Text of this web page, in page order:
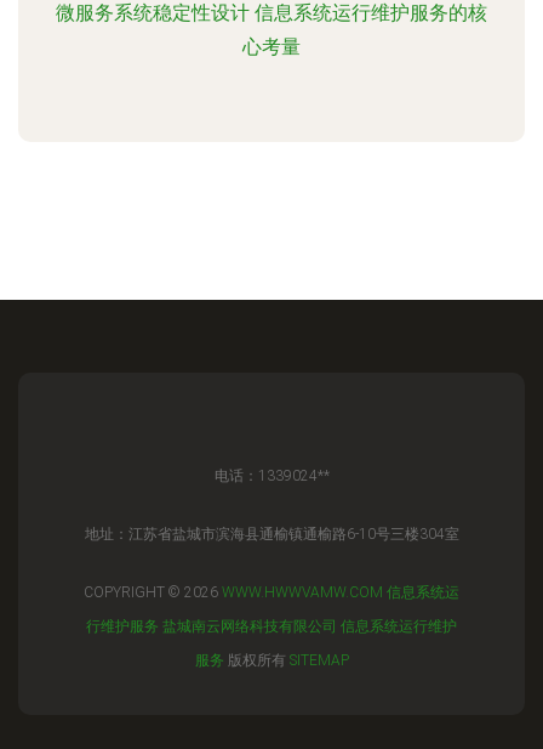
微服务系统稳定性设计 信息系统运行维护服务的核
心考量
电话：1339024**
地址：江苏省盐城市滨海县通榆镇通榆路6-10号三楼304室
COPYRIGHT © 2026 WWW.HWWVAMW.COM 信息系统运
行维护服务 盐城南云网络科技有限公司 信息系统运行维护
服务 版权所有 SITEMAP